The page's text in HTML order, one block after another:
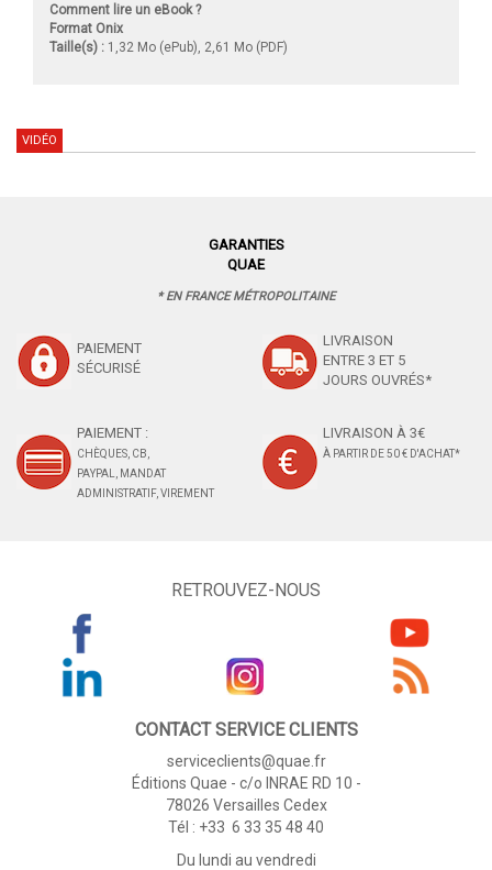
Comment lire un eBook ?
Format Onix
Taille(s) : 1,32 Mo (ePub), 2,61 Mo (PDF)
VIDÉO
GARANTIES
QUAE
* EN FRANCE MÉTROPOLITAINE
PAIEMENT
SÉCURISÉ
LIVRAISON
ENTRE 3 ET 5
JOURS OUVRÉS*
PAIEMENT :
CHÈQUES, CB,
PAYPAL, MANDAT
ADMINISTRATIF, VIREMENT
LIVRAISON À 3€
À PARTIR DE 50 € D'ACHAT*
RETROUVEZ-NOUS
CONTACT SERVICE CLIENTS
serviceclients@quae.fr
Éditions Quae - c/o INRAE RD 10 -
78026 Versailles Cedex
Tél : +33 6 33 35 48 40
Du lundi au vendredi